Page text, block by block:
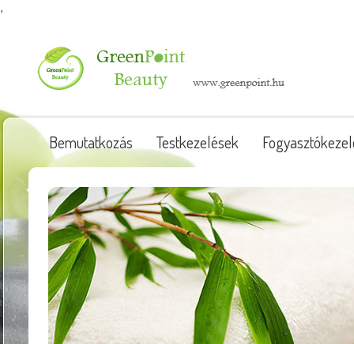
,
Bemutatkozás Testkezelések